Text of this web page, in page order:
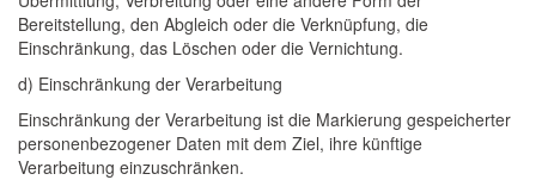
Bereitstellung, den Abgleich oder die Verknüpfung, die
Einschränkung, das Löschen oder die Vernichtung.
d) Einschränkung der Verarbeitung
Einschränkung der Verarbeitung ist die Markierung gespeicherter
personenbezogener Daten mit dem Ziel, ihre künftige
Verarbeitung einzuschränken.